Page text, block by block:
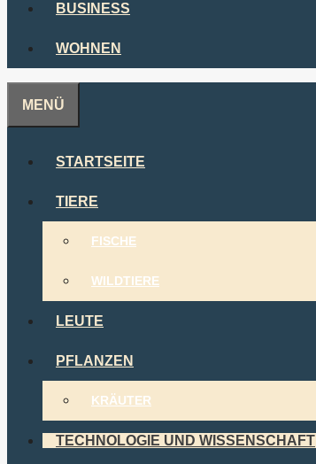
BUSINESS
WOHNEN
MENÜ
STARTSEITE
TIERE
FISCHE
WILDTIERE
LEUTE
PFLANZEN
KRÄUTER
TECHNOLOGIE UND WISSENSCHAFT